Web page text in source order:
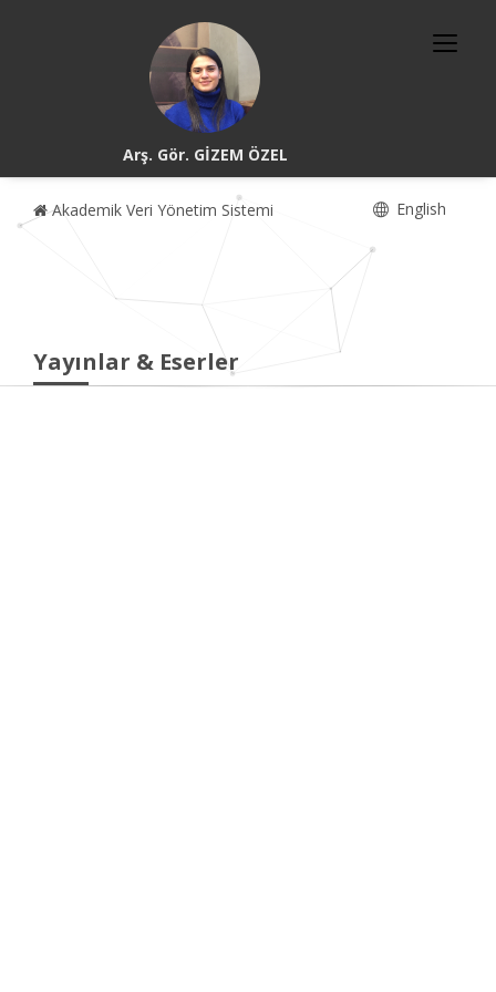
Arş. Gör. GİZEM ÖZEL
Akademik Veri Yönetim Sistemi English
Yayınlar & Eserler